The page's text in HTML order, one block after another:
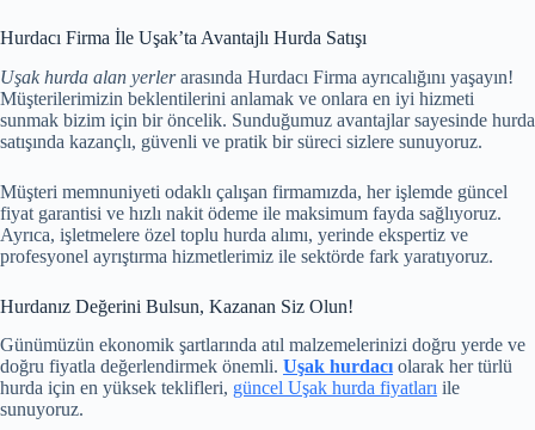
Hurdacı Firma İle Uşak’ta Avantajlı Hurda Satışı
Uşak hurda alan yerlerarasında Hurdacı Firma ayrıcalığını yaşayın!
Müşterilerimizin beklentilerini anlamak ve onlara en iyi hizmeti
sunmak bizim için bir öncelik. Sunduğumuz avantajlar sayesinde hurda
satışında kazançlı, güvenli ve pratik bir süreci sizlere sunuyoruz.
Müşteri memnuniyeti odaklı çalışan firmamızda, her işlemde güncel
fiyat garantisi ve hızlı nakit ödeme ile maksimum fayda sağlıyoruz.
Ayrıca, işletmelere özel toplu hurda alımı, yerinde ekspertiz ve
profesyonel ayrıştırma hizmetlerimiz ile sektörde fark yaratıyoruz.
Hurdanız Değerini Bulsun, Kazanan Siz Olun!
Günümüzün ekonomik şartlarında atıl malzemelerinizi doğru yerde ve
doğru fiyatla değerlendirmek önemli. Uşak hurdacı olarak her türlü
hurda için en yüksek teklifleri, güncel Uşak hurda fiyatları ile
sunuyoruz.